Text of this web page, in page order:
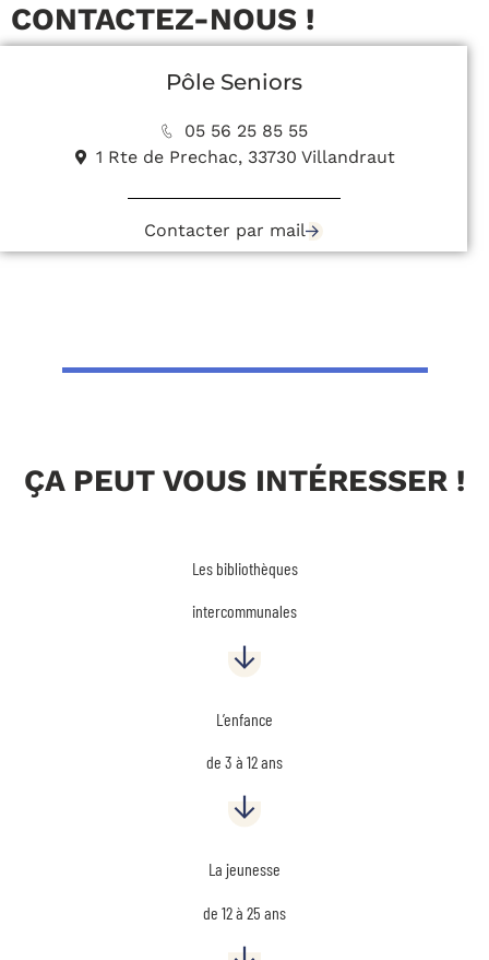
CONTACTEZ-NOUS !
Pôle Seniors
05 56 25 85 55
1 Rte de Prechac, 33730 Villandraut
Contacter par mail
ÇA PEUT VOUS INTÉRESSER !
Les bibliothèques
intercommunales
L’enfance
de 3 à 12 ans
La jeunesse
de 12 à 25 ans